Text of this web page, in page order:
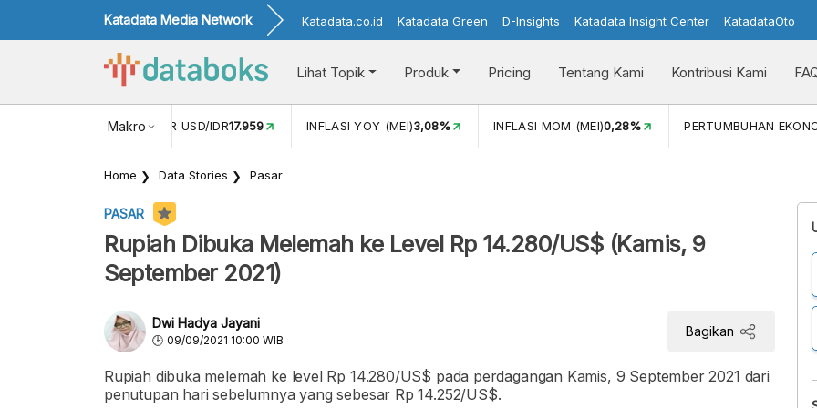
Katadata Media Network Katadata.co.id Katadata Green D-Insights Katadata Insight Center KatadataOto
Lihat Topik Produk Pricing Tentang Kami Kontribusi Kami
Makro
NILAI TUKAR USD/IDR17.959 INFLASI YOY (MEI)3,08% INFLASI MOM (MEI)0,28% PERTUMBUHAN
Home Data Stories Pasar
PASAR
Rupiah Dibuka Melemah ke Level Rp 14.280/US$ (Kamis, 9
September 2021)
Dwi Hadya Jayani
09/09/2021 10:00 WIB
Bagikan
Rupiah dibuka melemah ke level Rp 14.280/US$ pada perdagangan Kamis, 9 September 2021 dari
penutupan hari sebelumnya yang sebesar Rp 14.252/US$.